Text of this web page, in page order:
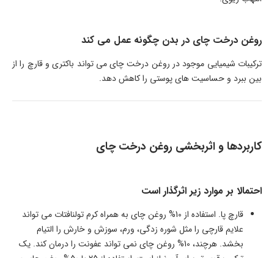
روغن درخت چای در بدن چگونه عمل می کند
ترکیبات شیمیایی موجود در روغن درخت چای می تواند باکتری و قارچ را از
بین ببرد و حساسیت های پوستی را کاهش دهد.
کاربردها و اثربخشی روغن درخت چای
احتمالا بر موارد زیر اثرگذار است
قارچ پا. استفاده از 10% روغن چای به همراه کرم تولنافتات می تواند
علایم قارچی را مثل شوره زدگی، ورم، سوزش و خارش را التیام
بخشد. هرچند، 10% روغن چای نمی تواند عفونت را درمان کند. یک